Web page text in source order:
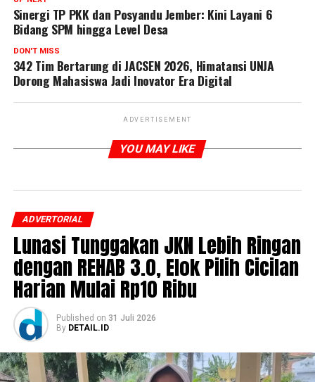
Sinergi TP PKK dan Posyandu Jember: Kini Layani 6
Bidang SPM hingga Level Desa
DON'T MISS
342 Tim Bertarung di JACSEN 2026, Himatansi UNJA
Dorong Mahasiswa Jadi Inovator Era Digital
ADVERTISEMENT
YOU MAY LIKE
ADVERTORIAL
Lunasi Tunggakan JKN Lebih Ringan
dengan REHAB 3.0, Elok Pilih Cicilan
Harian Mulai Rp10 Ribu
Published on 31 Juli 2026
By DETAIL.ID